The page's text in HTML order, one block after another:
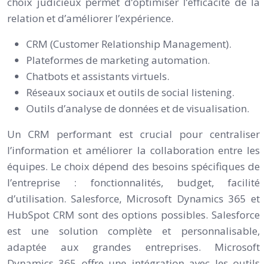
relation et d’améliorer l’expérience.
CRM (Customer Relationship Management).
Plateformes de marketing automation.
Chatbots et assistants virtuels.
Réseaux sociaux et outils de social listening.
Outils d’analyse de données et de visualisation.
Un CRM performant est crucial pour centraliser
l’information et améliorer la collaboration entre les
équipes. Le choix dépend des besoins spécifiques de
l’entreprise : fonctionnalités, budget, facilité
d’utilisation. Salesforce, Microsoft Dynamics 365 et
HubSpot CRM sont des options possibles. Salesforce
est une solution complète et personnalisable,
adaptée aux grandes entreprises. Microsoft